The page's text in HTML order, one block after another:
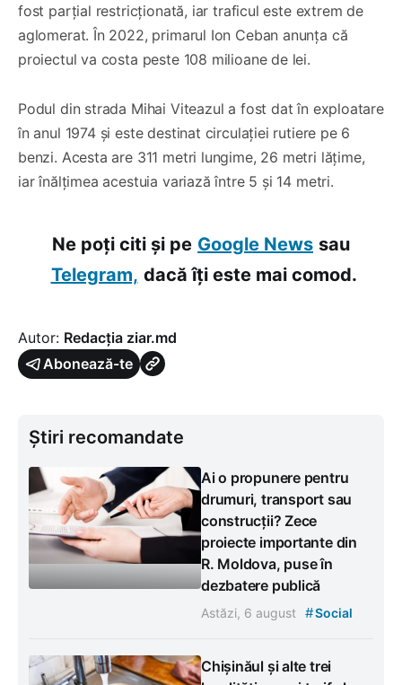
fost parțial restricționată, iar traficul este extrem de
aglomerat. În 2022, primarul Ion Ceban anunța că
proiectul va costa peste 108 milioane de lei.
Podul din strada Mihai Viteazul a fost dat în exploatare
în anul 1974 și este destinat circulației rutiere pe 6
benzi. Acesta are 311 metri lungime, 26 metri lățime,
iar înălțimea acestuia variază între 5 și 14 metri.
Ne poți citi și pe Google News sau
Telegram, dacă îți este mai comod.
Autor: Redacția ziar.md
Abonează-te
Știri recomandate
Ai o propunere pentru
drumuri, transport sau
construcții? Zece
proiecte importante din
R. Moldova, puse în
dezbatere publică
Astăzi, 6 august #Social
Chișinăul și alte trei